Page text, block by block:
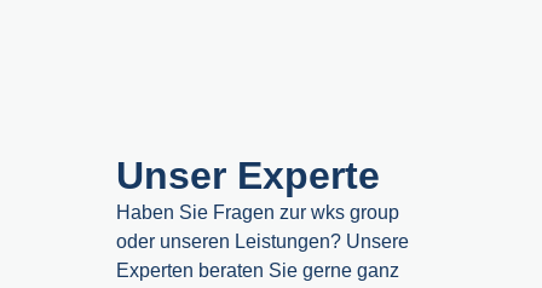
Unser Experte
Haben Sie Fragen zur wks group
oder unseren Leistungen? Unsere
Experten beraten Sie gerne ganz